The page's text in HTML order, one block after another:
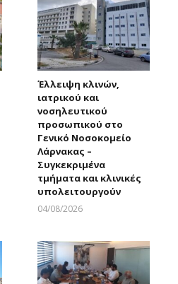
Έλλειψη κλινών,
ιατρικού και
νοσηλευτικού
προσωπικού στο
Γενικό Νοσοκομείο
Λάρνακας –
Συγκεκριμένα
τμήματα και κλινικές
υπολειτουργούν
04/08/2026